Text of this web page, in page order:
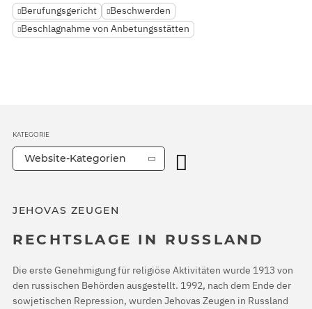
Berufungsgericht
Beschwerden
Beschlagnahme von Anbetungsstätten
JEHOVAS ZEUGEN
RECHTSLAGE IN RUSSLAND
Die erste Genehmigung für religiöse Aktivitäten wurde 1913 von
den russischen Behörden ausgestellt. 1992, nach dem Ende der
sowjetischen Repression, wurden Jehovas Zeugen in Russland
KATEGORIE
Website-Kategorien